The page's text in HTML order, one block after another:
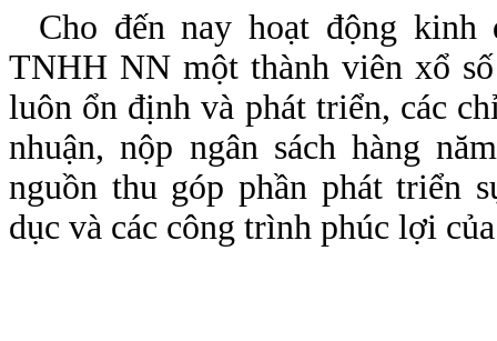
Cho đến nay hoạt động kinh
TNHH NN một thành viên xổ
luôn ổn định và phát triển, các
nhuận, nộp ngân sách hàng
nguồn thu góp phần phát triển
dục và các công trình phúc lợi